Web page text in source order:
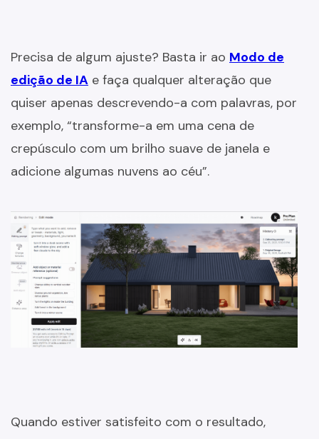
Precisa de algum ajuste? Basta ir ao Modo de
edição de IA e faça qualquer alteração que
quiser apenas descrevendo-a com palavras, por
exemplo, “transforme-a em uma cena de
crepúsculo com um brilho suave de janela e
adicione algumas nuvens ao céu”.
Quando estiver satisfeito com o resultado,